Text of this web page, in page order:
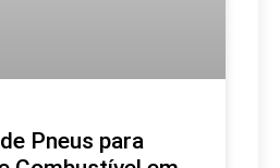
Pneus para